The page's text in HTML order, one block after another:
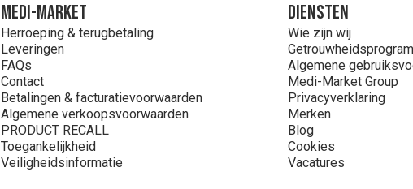
MEDI-MARKET
Herroeping & terugbetaling
Leveringen
FAQs
Contact
Betalingen & facturatievoorwaarden
Algemene verkoopsvoorwaarden
PRODUCT RECALL
Toegankelijkheid
Veiligheidsinformatie
Diensten
Wie zijn wij
Algemene
Medi-Market Group
Privacyverklaring
Merken
Blog
Cookies
Vacatures